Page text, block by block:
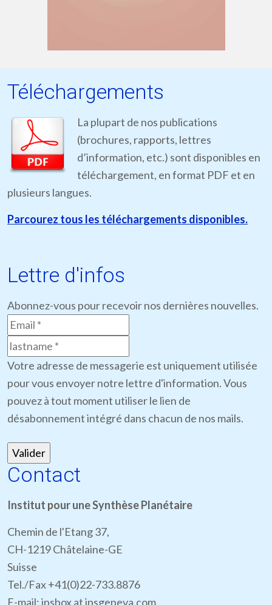
Téléchargements
La plupart de nos publications
(brochures, rapports, lettres
d’information, etc.) sont disponibles en
téléchargement, en format PDF et en
plusieurs langues.
Parcourez tous les téléchargements disponibles.
Lettre d'infos
Abonnez-vous pour recevoir nos dernières nouvelles.
Votre adresse de messagerie est uniquement utilisée
pour vous envoyer notre lettre d'information. Vous
pouvez à tout moment utiliser le lien de
désabonnement intégré dans chacun de nos mails.
Contact
Institut pour une Synthèse Planétaire
Chemin de l'Etang 37,
CH-1219 Châtelaine-GE
Suisse
Tel./Fax +41(0)22-733.8876
E-mail: ipsbox at ipsgeneva.com